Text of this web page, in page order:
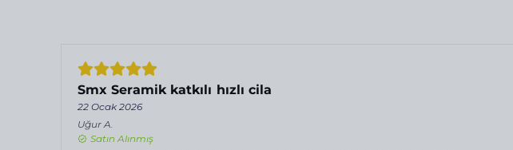
Smx Seramik katkılı hızlı cila
22 Ocak 2026
Uğur A.
Satın Alınmış